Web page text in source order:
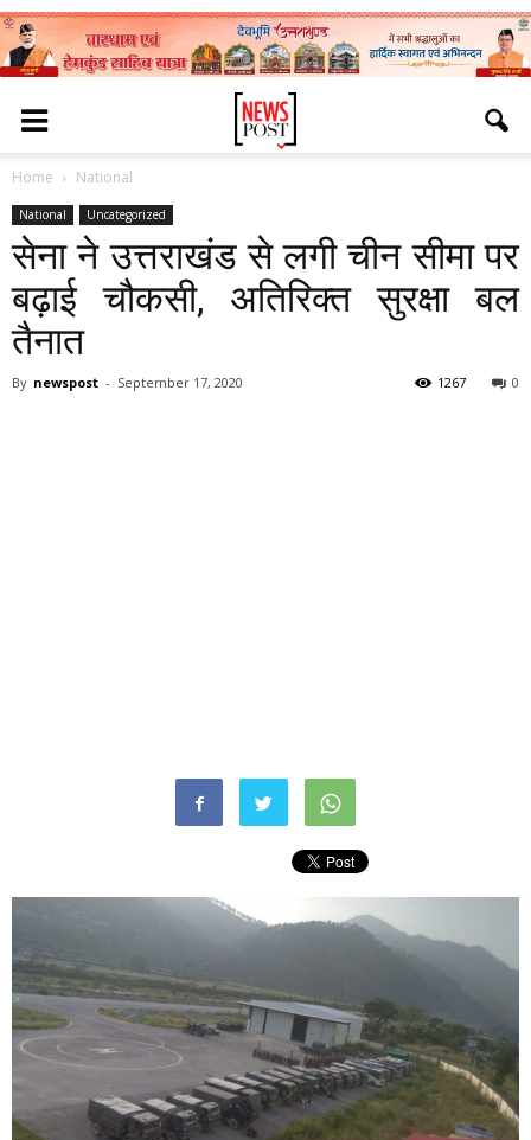
Home National
National Uncategorized
सेना ने उत्तराखंड से लगी चीन सीमा पर
बढ़ाई चौकसी, अतिरिक्त सुरक्षा बल
तैनात
By newspost - September 17, 2020 0
1267